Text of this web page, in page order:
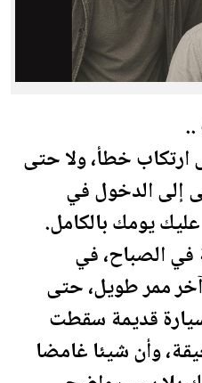
..
ارتكاب خطأ، ولا حتى
إلى الدخول في
يومك بالكامل.
الصباح، في
ممر طويل، حتى
قديمة سقطت
وأن شيئا غامضا